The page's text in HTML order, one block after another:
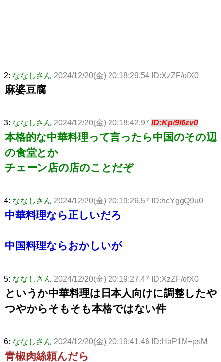
2: ななしさん 2024/12/20(金) 20:18:29.54 ID:XzZF/ofX0
麻婆豆腐
3: ななしさん 2024/12/20(金) 20:18:42.97 ID:Kp/9l6zv0
本格的な中華料理って言ったら中国のその辺
の食堂とか
チェーン店の店のことだぞ
4: ななしさん 2024/12/20(金) 20:19:26.57 ID:hcYggQ9u0
中華料理なら正しいだろ
中国料理ならおかしいが
5: ななしさん 2024/12/20(金) 20:19:27.47 ID:XzZF/ofX0
というか中華料理は日本人向けに調整したや
つやからそもそも本格ではない件
6: ななしさん 2024/12/20(金) 20:19:41.46 ID:HaP1M+psM
青椒肉絲頼んだら